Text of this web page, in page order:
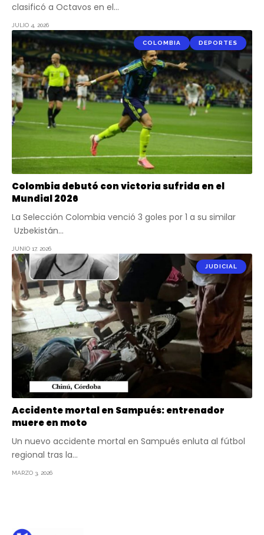
clasificó a Octavos en el…
JULIO 4, 2026
COLOMBIA DEPORTES
Colombia debutó con victoria sufrida en el
Mundial 2026
La Selección Colombia venció 3 goles por 1 a su similar
Uzbekistán…
JUNIO 17, 2026
JUDICIAL
Accidente mortal en Sampués: entrenador
muere en moto
Un nuevo accidente mortal en Sampués enluta al fútbol
regional tras la…
MARZO 3, 2026